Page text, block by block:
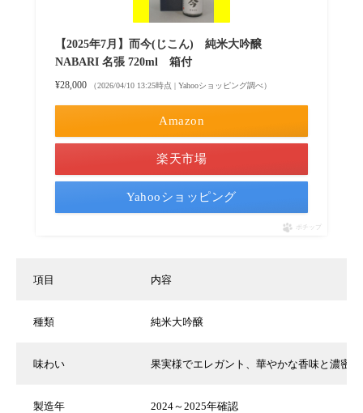
【2025年7月】而今(じこん) 純米大吟醸
NABARI 名張 720ml 箱付
¥28,000 （2026/04/10 13:25時点 | Yahooショッピング調べ）
Amazon
楽天市場
Yahooショッピング
ポチップ
項目 内容
種類 純米大吟醸
味わい 果実様でエレガント、華やかな香味と濃密
製造年 2024～2025年確認